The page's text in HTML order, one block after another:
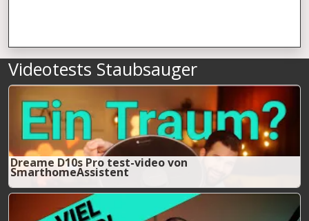
Videotests Staubsauger
Dreame D10s Pro test-video von
SmarthomeAssistent